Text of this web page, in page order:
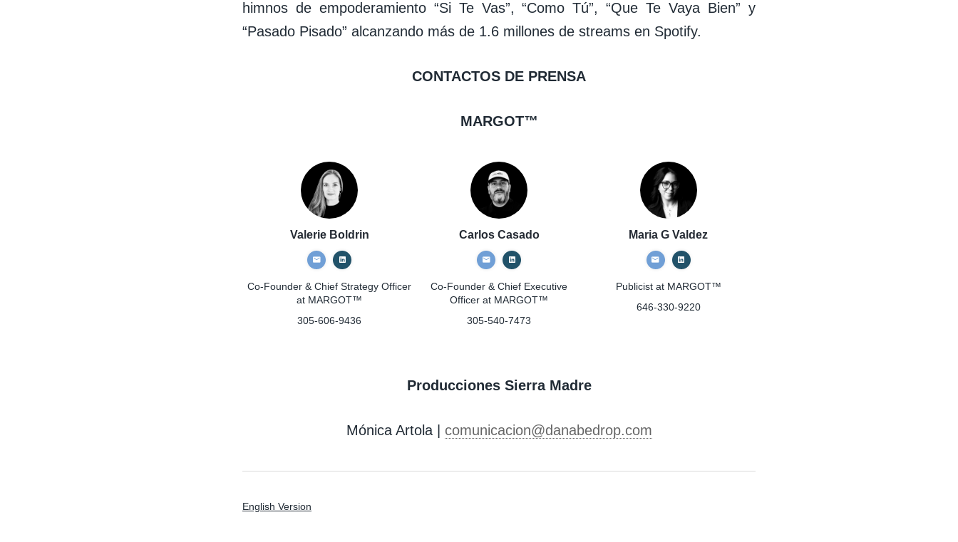
himnos de empoderamiento “Si Te Vas”, “Como Tú”, “Que Te Vaya Bien” y
“Pasado Pisado” alcanzando más de 1.6 millones de streams en Spotify.
CONTACTOS DE PRENSA
MARGOT™
Valerie Boldrin
Co-Founder & Chief Strategy Officer
at MARGOT™
305-606-9436
Carlos Casado
Co-Founder & Chief Executive
Officer at MARGOT™
305-540-7473
Maria G Valdez
Publicistat MARGOT™
646-330-9220
Producciones Sierra Madre
Mónica Artola | comunicacion@danabedrop.com
English Version